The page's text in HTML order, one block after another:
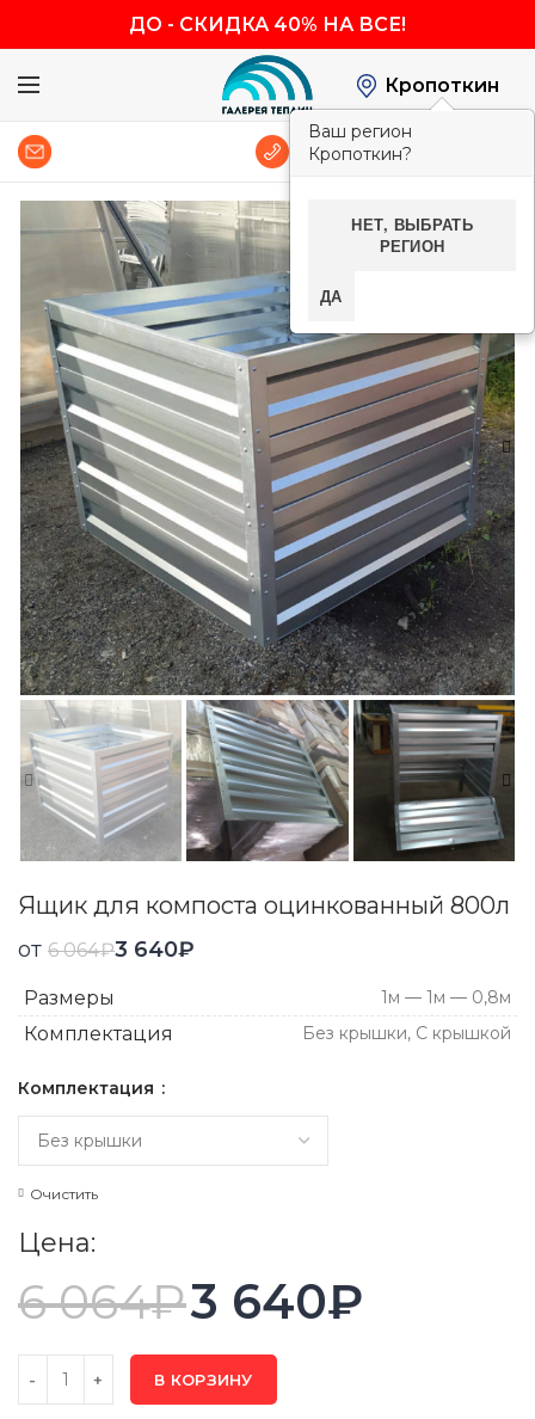
ДО - СКИДКА 40% НА ВСЕ!
Кропоткин
Ваш регион
Кропоткин?
НЕТ, ВЫБРАТЬ
РЕГИОН
ДА
8 (800) 600-83-54
-40%
Ящик для компоста оцинкованный 800л
от 6 064₽3 640₽
Размеры 1м — 1м — 0,8м
Комплектация Без крышки, С крышкой
Комплектация
Очистить
Цена:
6 064₽3 640₽
В КОРЗИНУ